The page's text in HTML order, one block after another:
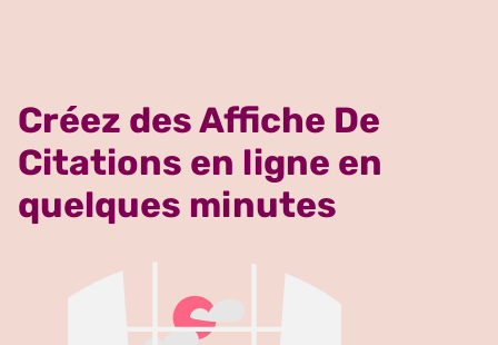
Créez des Affiche De
Citations en ligne en
quelques minutes